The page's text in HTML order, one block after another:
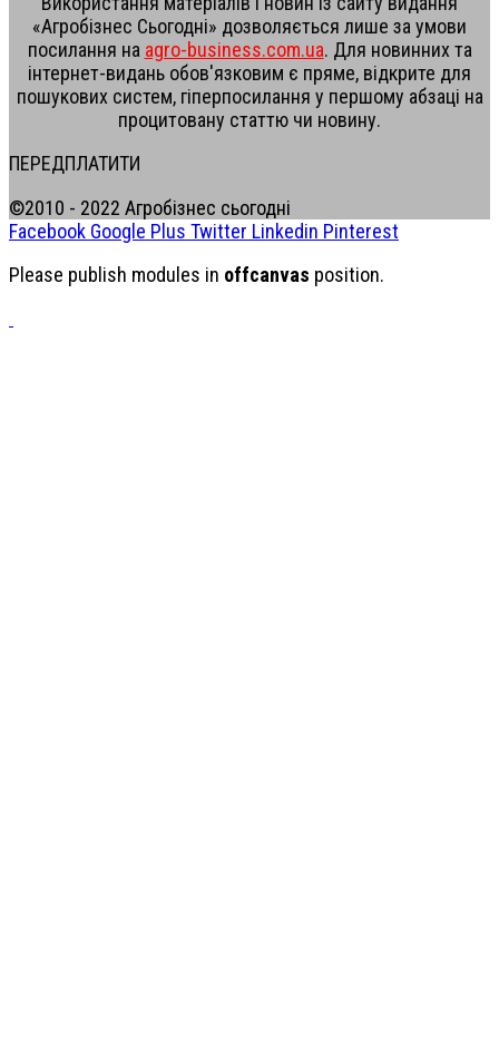
«Агробізнес Сьогодні» дозволяється лише за умови
посилання на agro-business.com.ua. Для новинних та
інтернет-видань обов'язковим є пряме, відкрите для
пошукових систем, гіперпосилання у першому абзаці на
процитовану статтю чи новину.
ПЕРЕДПЛАТИТИ
©2010 - 2022 Агробізнес сьогодні
Facebook Google Plus Twitter Linkedin Pinterest
Please publish modules in offcanvas position.